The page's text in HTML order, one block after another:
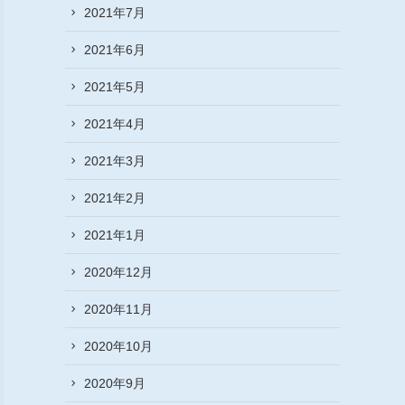
2021年7月
2021年6月
2021年5月
2021年4月
2021年3月
2021年2月
2021年1月
2020年12月
2020年11月
2020年10月
2020年9月